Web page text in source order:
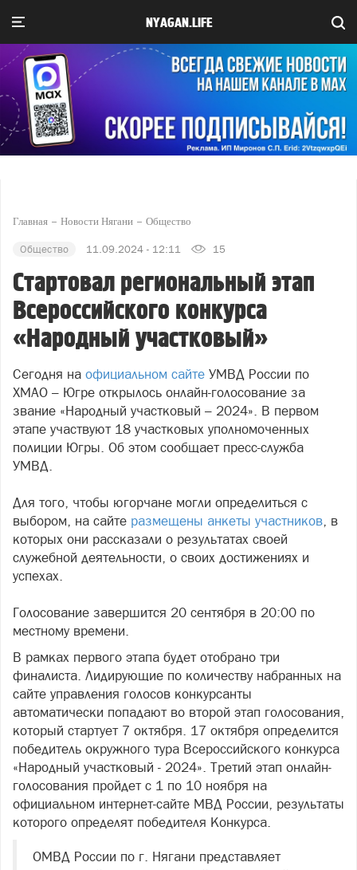
NYAGAN.LIFE
Главная Новости Нягани Общество
Общество 11.09.2024 - 12:11 15
Стартовал региональный этап
Всероссийского конкурса
«Народный участковый»
Сегодня на официальном сайте УМВД России по
ХМАО – Югре открылось онлайн-голосование за
звание «Народный участковый – 2024». В первом
этапе участвуют 18 участковых уполномоченных
полиции Югры. Об этом сообщает пресс-служба
УМВД.
Для того, чтобы югорчане могли определиться с
выбором, на сайте размещены анкеты участников, в
которых они рассказали о результатах своей
служебной деятельности, о своих достижениях и
успехах.
Голосование завершится 20 сентября в 20:00 по
местному времени.
В рамках первого этапа будет отобрано три
финалиста. Лидирующие по количеству набранных на
сайте управления голосов конкурсанты
автоматически попадают во второй этап голосования,
который стартует 7 октября. 17 октября определится
победитель окружного тура Всероссийского конкурса
«Народный участковый - 2024». Третий этап онлайн-
голосования пройдет с 1 по 10 ноября на
официальном интернет-сайте МВД России, результаты
которого определят победителя Конкурса.
ОМВД России по г. Нягани представляет